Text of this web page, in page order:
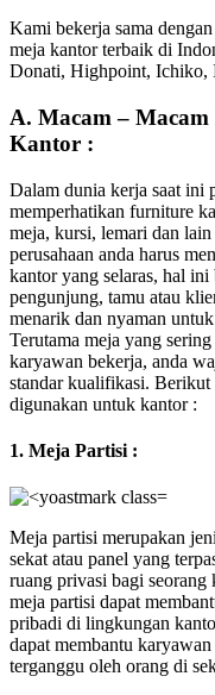
Kami bekerja sama
meja kantor terbaik di
Donati, Highpoint, Ichiko,
A. Macam –
Kantor :
Dalam dunia kerja saat ini
memperhatikan furniture
meja, kursi, lemari dan
perusahaan anda harus
kantor yang selaras, hal ini
pengunjung, tamu atau
menarik dan nyaman
Terutama meja yang
karyawan bekerja, anda
standar kualifikasi. Berikut
digunakan untuk kantor :
1. Meja Partisi :
Meja partisi merupakan
sekat atau panel yang
ruang privasi bagi
meja partisi dapat
pribadi di lingkungan
dapat membantu
terganggu oleh orang di